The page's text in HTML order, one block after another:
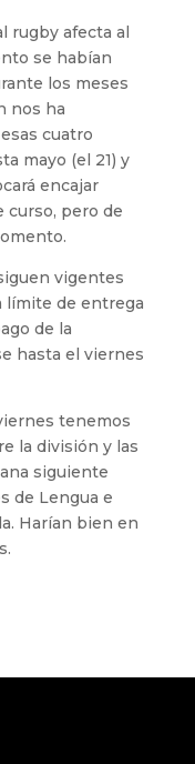
rugby afecta al
se habían
los meses
nos ha
cuatro
mayo (el 21) y
encajar
curso, pero de
vigentes
límite de entrega
de la
hasta el viernes
tenemos
la división y las
siguiente
de Lengua e
Harían bien en